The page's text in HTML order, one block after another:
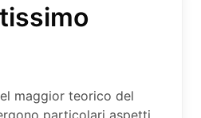
maggior teorico del
particolari aspetti